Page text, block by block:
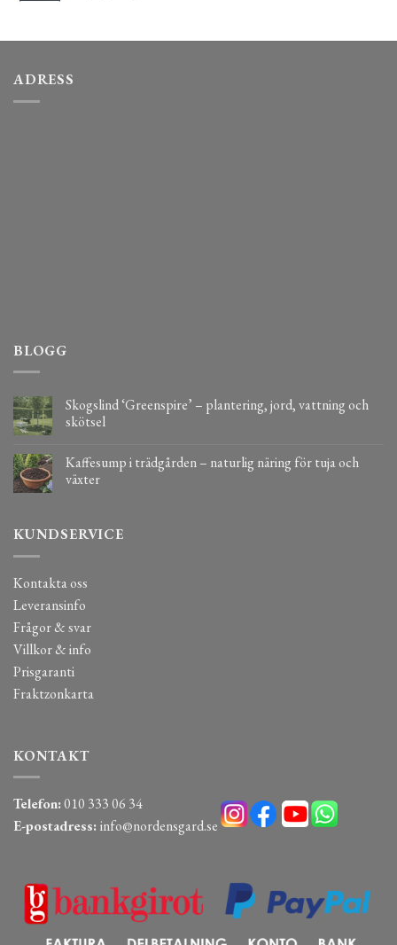
ADRESS
BLOGG
Skogslind ‘Greenspire’ – plantering, jord, vattning och
skötsel
Kaffesump i trädgården – naturlig näring för tuja och
växter
KUNDSERVICE
Kontakta oss
Leveransinfo
Frågor & svar
Villkor & info
Prisgaranti
Fraktzonkarta
KONTAKT
Telefon:010 333 06 34
E-postadress: info@nordensgard.se